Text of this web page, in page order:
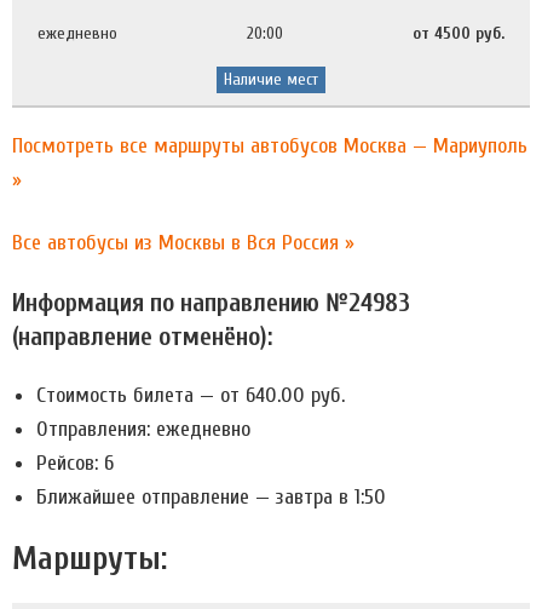
ежедневно 20:00 от 4500 руб.
Наличие мест
Посмотреть все маршруты автобусов Москва — Мариуполь
»
Все автобусы из Москвы в Вся Россия »
Информация по направлению №24983
(направление отменёно):
Стоимость билета — от 640.00 руб.
Отправления: eжедневно
Рейсов: 6
Ближайшее отправление —завтра в 1:50
Маршруты: